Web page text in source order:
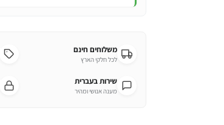
משלוחים חינם
לכל חלקי הארץ
שירות בעברית
מענה אנושי ומהיר